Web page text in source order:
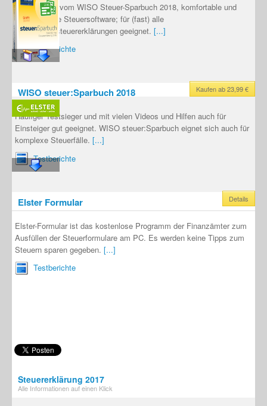
Mac-Version vom WISO Steuer-Sparbuch 2018, komfortable und
umfangreiche Steuersoftware; für (fast) alle
Einkommensteuererklärungen geeignet. [...]
Testberichte
Kaufen ab 23,99 €
WISO steuer:Sparbuch 2018
Häufiger Testsieger und mit vielen Videos und Hilfen auch für
Einsteiger gut geeignet. WISO steuer:Sparbuch eignet sich auch für
komplexe Steuerfälle. [...]
Testberichte
Details
Elster Formular
Elster-Formular ist das kostenlose Programm der Finanzämter zum
Ausfüllen der Steuerformulare am PC. Es werden keine Tipps zum
Steuern sparen gegeben. [...]
Testberichte
Steuererklärung 2017
Alle Informationen auf einen Klick